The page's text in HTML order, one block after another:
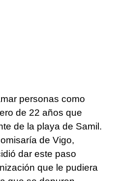
personas como
de 22 años que
de la playa de Samil.
de Vigo,
dar este paso
que le pudiera